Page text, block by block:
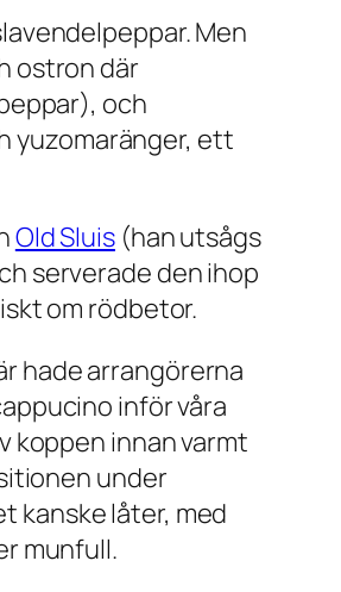
Men
ostron där
och
yuzomaränger, ett
Old Sluis(han utsågs
serverade den ihop
om rödbetor.
hade arrangörerna
inför våra
koppen innan varmt
under
kanske låter, med
munfull.